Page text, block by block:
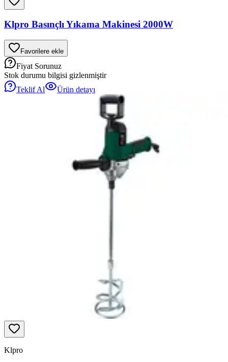
Klpro Basınçlı Yıkama Makinesi 2000W
Favorilere ekle
Fiyat Sorunuz
Stok durumu bilgisi gizlenmiştir
Teklif Al
Ürün detayı
Klpro